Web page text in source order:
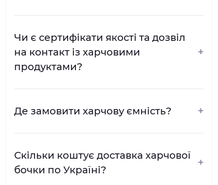
Чи є сертифікати якості та дозвіл
на контакт із харчовими
продуктами?
+
Де замовити харчову ємність? +
Скільки коштує доставка харчової
бочки по Україні?
+